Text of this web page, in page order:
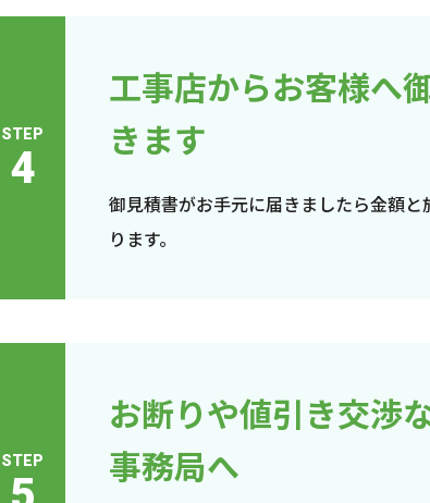
STEP
4
工事店からお客様へ
きます
御見積書がお手元に届きましたら金額
ります。
STEP
お断りや値引き交渉
事務局へ